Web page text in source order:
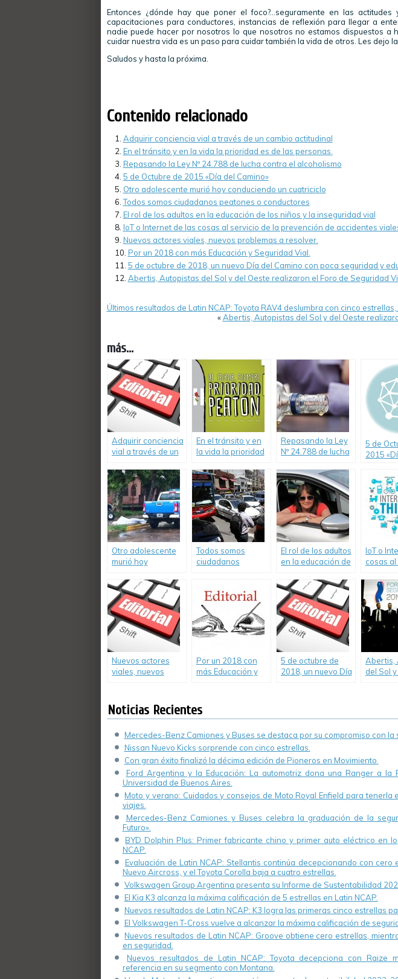
Entonces ¿dónde hay que poner el foco?…seguramente en las
capacitaciones para conductores, instancias de reflexión para llegar a
nadie puede hacer por nosotros lo que nosotros no estamos dispuestos a
cuidar nuestra vida es un paso para cuidar también la vida de otros. Les dejo la
Saludos y hasta la próxima.
Contenido relacionado
Adquirir conciencia vial a través de un cambio actitudinal
En el tránsito y en la vida la prioridad es de las personas.
Repasando la Ley Nº 24.788 de lucha contra el alcoholismo
5 de Octubre de 2015 «Día del Camino»
Otro adolescente murió hoy conduciendo un cuatriciclo
Todos somos ciudadanos peatones o conductores
El rol de los adultos en la educación de los niños y la inseguridad vial
IoT o Internet de las cosas al servicio de la prevención de accidentes
Nuevos actores viales, nuevos problemas a resolver.
Por un 2018 con más Educación y Seguridad Vial.
5 de octubre de 2018, un nuevo Día del Camino con poca seguridad y
Abertis, Autopistas del Sol y del Oeste realizaron el Foro de Seguridad
Últimos resultados de Latin NCAP: Toyota RAV4 deslumbra con cinco estrellas,…
«Abertis, Autopistas del Sol y del Oeste
más...
Adquirir conciencia
vial a través de un
En el tránsito y en
la vida la prioridad
Repasando la Ley
Nº 24.788 de lucha
alcoholismo
5 de
2015
Otro adolescente
murió hoy
cuatriciclo
Todos somos
ciudadanos
El rol de los adultos
en la educación de
inseguridad vial
IoT o
cosas
de
viales
Nuevos actores
viales, nuevos
Por un 2018 con
más Educación y
5 de octubre de
2018, un nuevo Día
Abertis,
del Sol
Noticias Recientes
Mercedes-Benz Camiones y Buses se destaca por su compromiso con la
Nissan Nuevo Kicks sorprende con cinco estrellas.
Con gran éxito finalizó la décima edición de Pioneros en Movimiento.
Ford Argentina y la Educación: La automotriz dona una Ranger a la
Universidad de Buenos Aires.
Moto y verano: Cuidados y consejos de Moto Royal Enfield para tenerla
viajes.
Mercedes-Benz Camiones y Buses celebra la graduación de la
Futuro».
BYD Dolphin Plus: Primer fabricante chino y primer auto eléctrico en
NCAP.
Evaluación de Latin NCAP: Stellantis continúa decepcionando con cero
Nuevo Aircross, y el Toyota Corolla baja a cuatro estrellas.
Volkswagen Group Argentina presenta su Informe de Sustentabilidad
El Kia K3 alcanza la máxima calificación de 5 estrellas en Latin NCAP.
Nuevos resultados de Latin NCAP: K3 logra las primeras cinco estrellas
El Volkswagen T-Cross vuelve a alcanzar la máxima calificación de
Nuevos resultados de Latin NCAP: Groove obtiene cero estrellas,
en seguridad.
Nuevos resultados de Latin NCAP: Toyota decepciona con Raize
referencia en su segmento con Montana.